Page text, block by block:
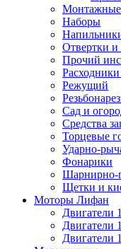
Наборы
Отвертки
Прочий
Режущий
Сад и
Средства
Торцевые
Ударно-
Фонарики
Шарнирно-
Щетки и
Моторы Лифан
Двигатели
Двигатели
Двигатели